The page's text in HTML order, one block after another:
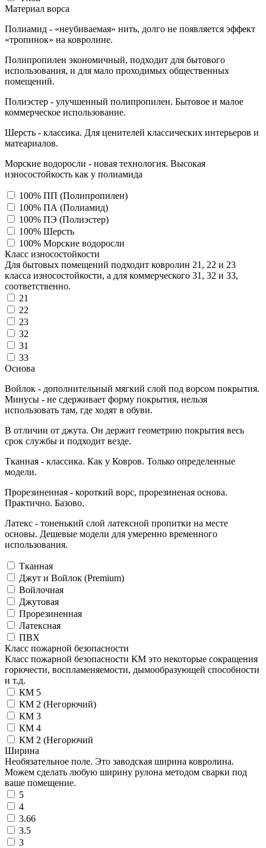
Материал ворса
Полиамид - «неубиваемая» нить, долго не появляется эффект
«тропинок» на ковролине.
Полипропилен экономичный, подходит для бытового
использования, и для мало проходимых общественных
помещений.
Полиэстер - улучшенный полипропилен. Бытовое и малое
коммерческое использование.
Шерсть - классика. Для ценителей классических интерьеров и
матеариалов.
Морские водоросли - новая технология. Высокая
износостойкость как у полиамида
100% ПП (Полипропилен)
100% ПА (Полиамид)
100% ПЭ (Полиэстер)
100% Шерсть
100% Морские водоросли
Класс износостойкости
Для бытовых помещений подходит ковролин 21, 22 и 23
класса износостойкости, а для коммерческого 31, 32 и 33,
соответственно.
21
22
23
32
31
33
Основа
Войлок - дополнительный мягкий слой под ворсом покрытия.
Минусы - не сдерживает форму покрытия, нельзя
использовать там, где ходят в обуви.
В отличии от джута. Он держит геометрию покрытия весь
срок службы и подходит везде.
Тканная - классика. Как у Ковров. Только определенные
модели.
Прорезиненная - короткий ворс, прорезиненая основа.
Практично. Базово.
Латекс - тоненький слой латексной пропитки на месте
основы. Дешевые модели для умеренно временного
использования.
Тканная
Джут и Войлок (Premium)
Войлочная
Джутовая
Прорезиненная
Латексная
ПВХ
Класс пожарной безопасности
Класс пожарной безопасности КМ это некоторые сокращения
горючести, воспламеняемости, дымообразующей способности
и т.д.
КМ 5
КМ 2 (Негорючий)
КМ 3
КМ 4
КМ 2 (Негорючий
Ширина
Необязательное поле. Это заводская ширина ковролина.
Можем сделать любую ширину рулона методом сварки под
ваше помещение.
5
4
3.66
3.5
3